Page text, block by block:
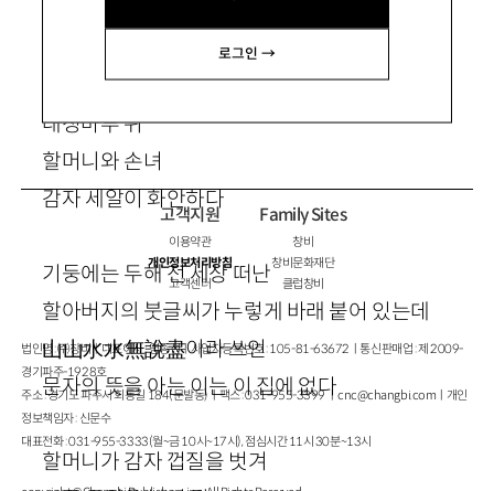
로그인 →
도라지꽃
대청마루 위
할머니와 손녀
감자 세알이 화안하다
기둥에는 두해 전 세상 떠난
할아버지의 붓글씨가 누렇게 바래 붙어 있는데
山山水水無說盡이라 쓰인
문자의 뜻을 아는 이는 이 집에 없다
할머니가 감자 껍질을 벗겨
고객지원
이용약관
개인정보처리방침
고객센터
Family Sites
창비
창비문화재단
클럽창비
법인명 : ㈜창비ㅣ대표이사 : 염종선ㅣ사업자등록번호 : 105-81-63672ㅣ통신판매업 : 제 2009-
경기파주-1928호
주소 : 경기도 파주시 회동길 184(문발동)ㅣ팩스 : 031-955-3399 ㅣcnc@changbi.com ㅣ개인
정보책임자 : 신문수
대표전화 : 031-955-3333(월~금 10시~17시), 점심시간 11시 30분~13시